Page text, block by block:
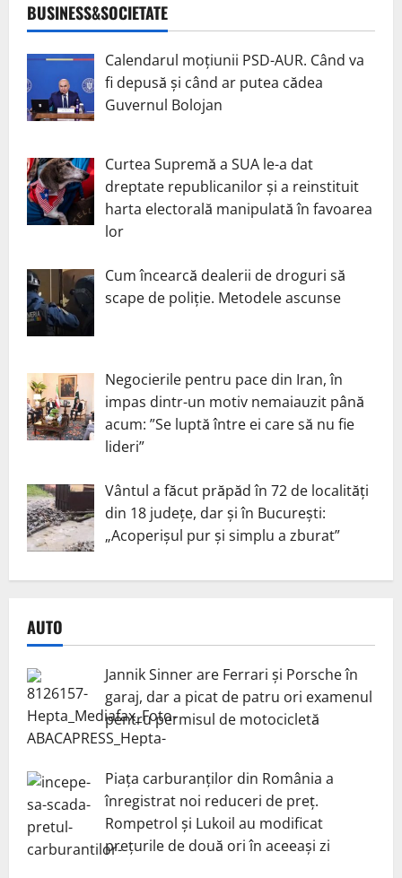
BUSINESS&SOCIETATE
Calendarul moțiunii PSD-AUR. Când va
fi depusă și când ar putea cădea
Guvernul Bolojan
Curtea Supremă a SUA le-a dat
dreptate republicanilor și a reinstituit
harta electorală manipulată în favoarea
lor
Cum încearcă dealerii de droguri să
scape de poliție. Metodele ascunse
Negocierile pentru pace din Iran, în
impas dintr-un motiv nemaiauzit până
acum: ”Se luptă între ei care să nu fie
lideri”
Vântul a făcut prăpăd în 72 de localități
din 18 județe, dar și în București:
„Acoperișul pur și simplu a zburat”
AUTO
Jannik Sinner are Ferrari și Porsche în
garaj, dar a picat de patru ori examenul
pentru permisul de motocicletă
Piața carburanților din România a
înregistrat noi reduceri de preț.
Rompetrol și Lukoil au modificat
prețurile de două ori în aceeași zi